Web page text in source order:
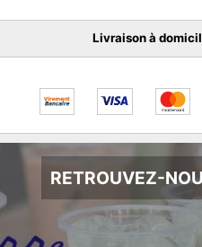
Livraison à
RETROUVEZ-